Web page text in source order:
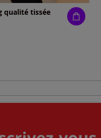
qualité tissée